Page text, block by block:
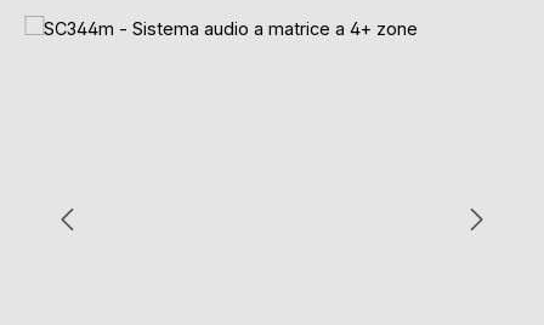
Salta la galleria di immagini